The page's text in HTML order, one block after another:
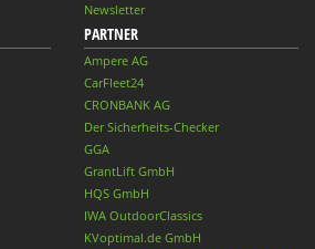
Newsletter
PARTNER
Ampere AG
CarFleet24
CRONBANK AG
Der Sicherheits-Checker
GGA
GrantLift GmbH
HQS GmbH
IWA OutdoorClassics
KVoptimal.de GmbH